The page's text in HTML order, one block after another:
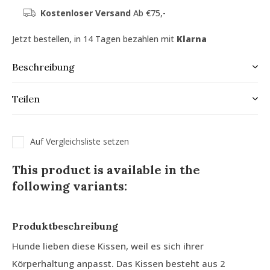
Kostenloser Versand Ab €75,-
Jetzt bestellen, in 14 Tagen bezahlen mit Klarna
Beschreibung
Teilen
Auf Vergleichsliste setzen
This product is available in the
following variants:
Produktbeschreibung
Hunde lieben diese Kissen, weil es sich ihrer
Körperhaltung anpasst. Das Kissen besteht aus 2